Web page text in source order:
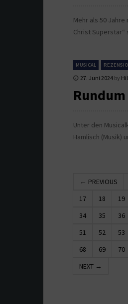
Mehr als 50
Christ Superstar“
MUSICAL
27. Juni 2024 by
Unter den
Hamlisch (Musik)
← PREVIOUS
17
18 19
34
35 36
51
52 53
68
69 70
NEXT →